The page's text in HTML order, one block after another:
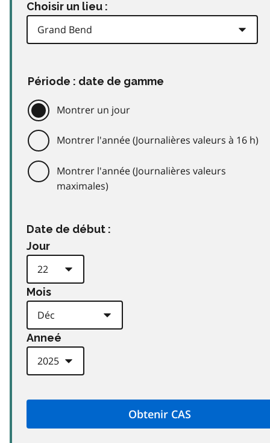
Choisir un lieu :
Période : date de gamme
Montrer un jour
Montrer l'année (Journalières valeurs à 16 h)
Montrer l'année (Journalières valeurs
maximales)
Date de début :
Jour
Mois
Anneé